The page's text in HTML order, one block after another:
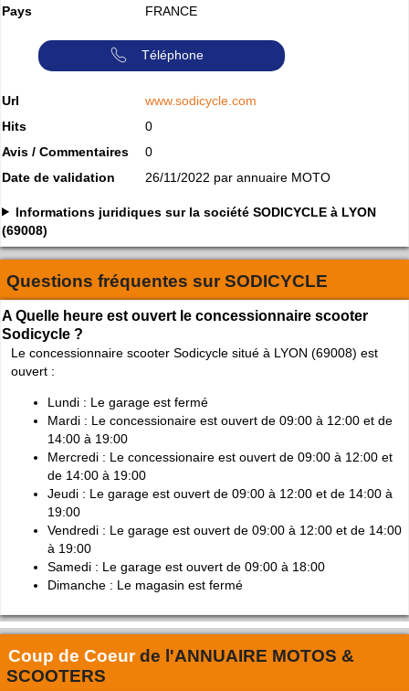
Pays
FRANCE
Téléphone
Url
www.sodicycle.com
Hits
0
Avis / Commentaires
0
Date de validation
26/11/2022 par annuaire MOTO
Informations juridiques sur la société SODICYCLE à LYON
(69008)
Questions fréquentes surSODICYCLE
A Quelle heure est ouvert le concessionnaire scooter
Sodicycle ?
Le concessionnaire scooter Sodicycle situé à LYON (69008) est
ouvert :
Lundi : Le garage est fermé
Mardi : Le concessionaire est ouvert de 09:00 à 12:00 et de
14:00 à 19:00
Mercredi : Le concessionaire est ouvert de 09:00 à 12:00 et
de 14:00 à 19:00
Jeudi : Le garage est ouvert de 09:00 à 12:00 et de 14:00 à
19:00
Vendredi : Le garage est ouvert de 09:00 à 12:00 et de 14:00
à 19:00
Samedi : Le garage est ouvert de 09:00 à 18:00
Dimanche : Le magasin est fermé
Coup de Coeurde l'ANNUAIRE MOTOS &
SCOOTERS